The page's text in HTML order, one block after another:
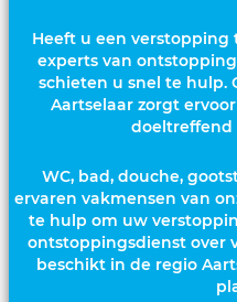
Heeft u een verstopping
experts van
schieten u snel te hulp.
Aartselaar zorgt
doeltreffend
WC, bad, douche,
ervaren vakmensen van
te hulp om uw
ontstoppingsdienst over
beschikt in de regio